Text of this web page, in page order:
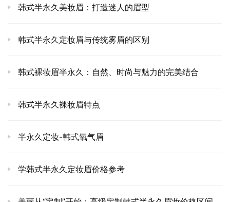
韩式半永久美妆眉：打造迷人的眉型
韩式半永久定妆眉与传统雾眉的区别
韩式裸妆眉半永久：自然、时尚与魅力的完美结合
韩式半永久裸妆眉特点
半永久定妆-韩式氧气眉
学韩式半永久定妆眉价格参考